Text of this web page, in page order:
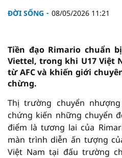
ĐỜI SỐNG 08/05/2026 11:21
Tiền đạo Rimario chuẩn
Viettel, trong khi U17 Việt
từ AFC và khiến giới
chừng.
Thị trường chuyển nhượng
chứng kiến những chuyển
điểm là tương lai của
màn trình diễn ấn tượng
Việt Nam tại đấu trường